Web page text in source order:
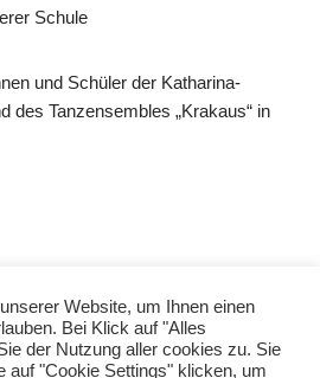
Schule
und Schüler der Katharina-
des Tanzensembles „Krakaus“ in
Heinroth Grundschule 2021
Website, um Ihnen einen
Bei Klick auf "Alles
der Nutzung aller cookies zu. Sie
auf "Cookie Settings" klicken, um